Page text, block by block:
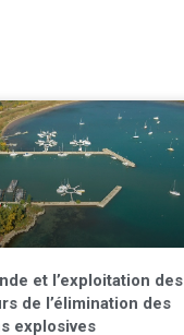
et l’exploitation des
de l’élimination des
explosives